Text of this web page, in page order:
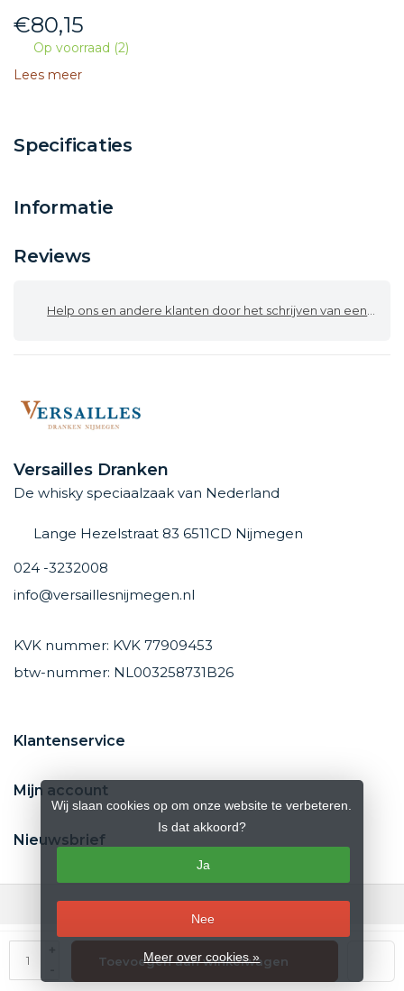
€80,15
Op voorraad (2)
Lees meer
Toevoegen aan winkelwagen
Specificaties
Informatie
Reviews
Help ons en andere klanten door het schrijven van een review
Versailles Dranken
De whisky speciaalzaak van Nederland
Lange Hezelstraat 83 6511CD Nijmegen
024 -3232008
info@versaillesnijmegen.nl
KVK nummer: KVK 77909453
btw-nummer: NL003258731B26
Klantenservice
Mijn account
Nieuwsbrief
Wij slaan cookies op om onze website te verbeteren.
Is dat akkoord?
Ja
Nee
Meer over cookies »
© Copyright 2026 Versailles Nijmegen
- Powered
byLightspeed